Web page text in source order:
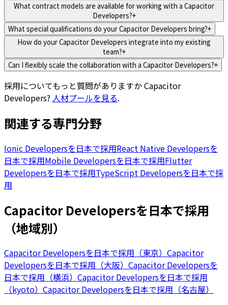
What contract models are available for working with a Capacitor
Developers?+
What special qualifications do your Capacitor Developers bring?+
How do your Capacitor Developers integrate into my existing
team?+
Can I flexibly scale the collaboration with a Capacitor Developers?+
採用についてもっと質問がありますかCapacitor
Developers? 人材プールを見る.
関連する専門分野
Ionic Developersを日本で採用React Native Developersを
日本で採用Mobile Developersを日本で採用Flutter
Developersを日本で採用TypeScript Developersを日本で採
用
Capacitor Developersを日本で採用
（地域別）
Capacitor Developersを日本で採用（東京） Capacitor
Developersを日本で採用（大阪） Capacitor Developersを
日本で採用（横浜） Capacitor Developersを日本で採用
（kyoto） Capacitor Developersを日本で採用（名古屋）